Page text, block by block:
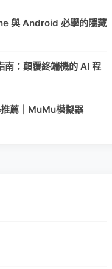
與 Android 必學的隱藏
：顛覆終端機的 AI 程
薦｜MuMu模擬器